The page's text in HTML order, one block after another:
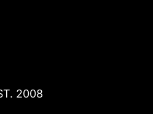
2008